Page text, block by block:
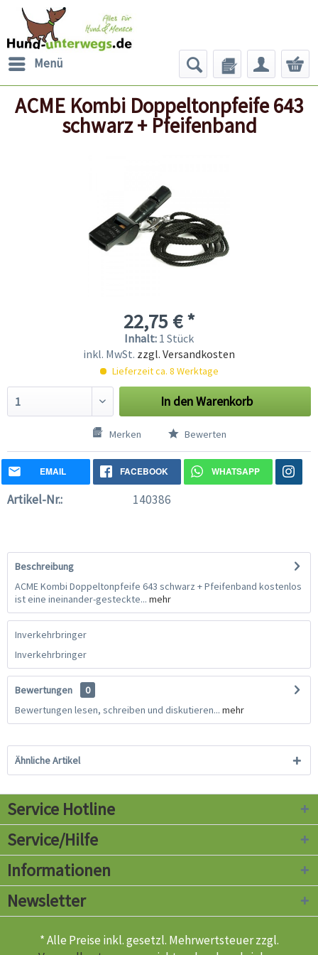
Menü
ACME Kombi Doppeltonpfeife 643
schwarz + Pfeifenband
22,75 € *
Inhalt: 1 Stück
inkl. MwSt. zzgl. Versandkosten
Lieferzeit ca. 8 Werktage
In denWarenkorb
Merken Bewerten
EMAIL FACEBOOK WHATSAPP
Artikel-Nr.: 140386
Beschreibung
ACME Kombi Doppeltonpfeife 643 schwarz + Pfeifenband kostenlos
ist eine ineinander-gesteckte... mehr
Inverkehrbringer
Inverkehrbringer
Bewertungen
0
Bewertungen lesen, schreiben und diskutieren... mehr
Ähnliche Artikel
Service Hotline
Service/Hilfe
Informationen
Newsletter
* Alle Preise inkl. gesetzl. Mehrwertsteuer zzgl.